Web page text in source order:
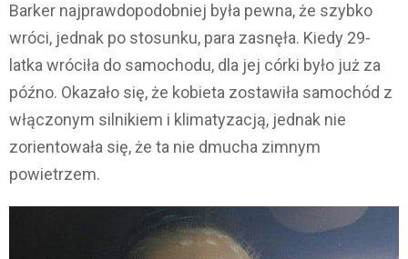
Barker najprawdopodobniej była pewna, że szybko
wróci, jednak po stosunku, para zasnęła. Kiedy 29-
latka wróciła do samochodu, dla jej córki było już za
późno. Okazało się, że kobieta zostawiła samochód z
włączonym silnikiem i klimatyzacją, jednak nie
zorientowała się, że ta nie dmucha zimnym
powietrzem.